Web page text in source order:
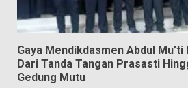
Gaya Mendikdasmen Abdul Mu’ti
Dari Tanda Tangan Prasasti
Gedung Mutu